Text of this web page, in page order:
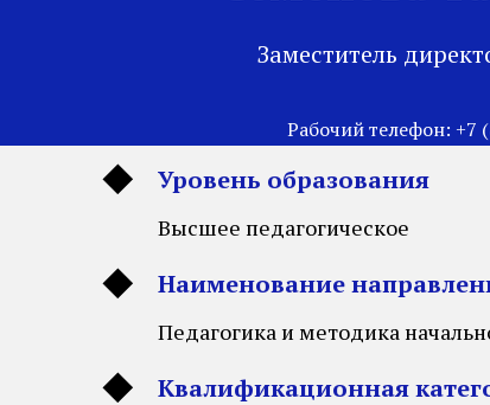
Заместитель
Рабочий телефон: +7
Уровень образования
Высшее педагогическое
Наименование
Педагогика и методика
Квалификационная